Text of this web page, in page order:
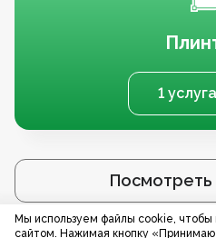
1 услуга
Посмотреть
Мы используем файлы cookie, чтобы
сайтом. Нажимая кнопку